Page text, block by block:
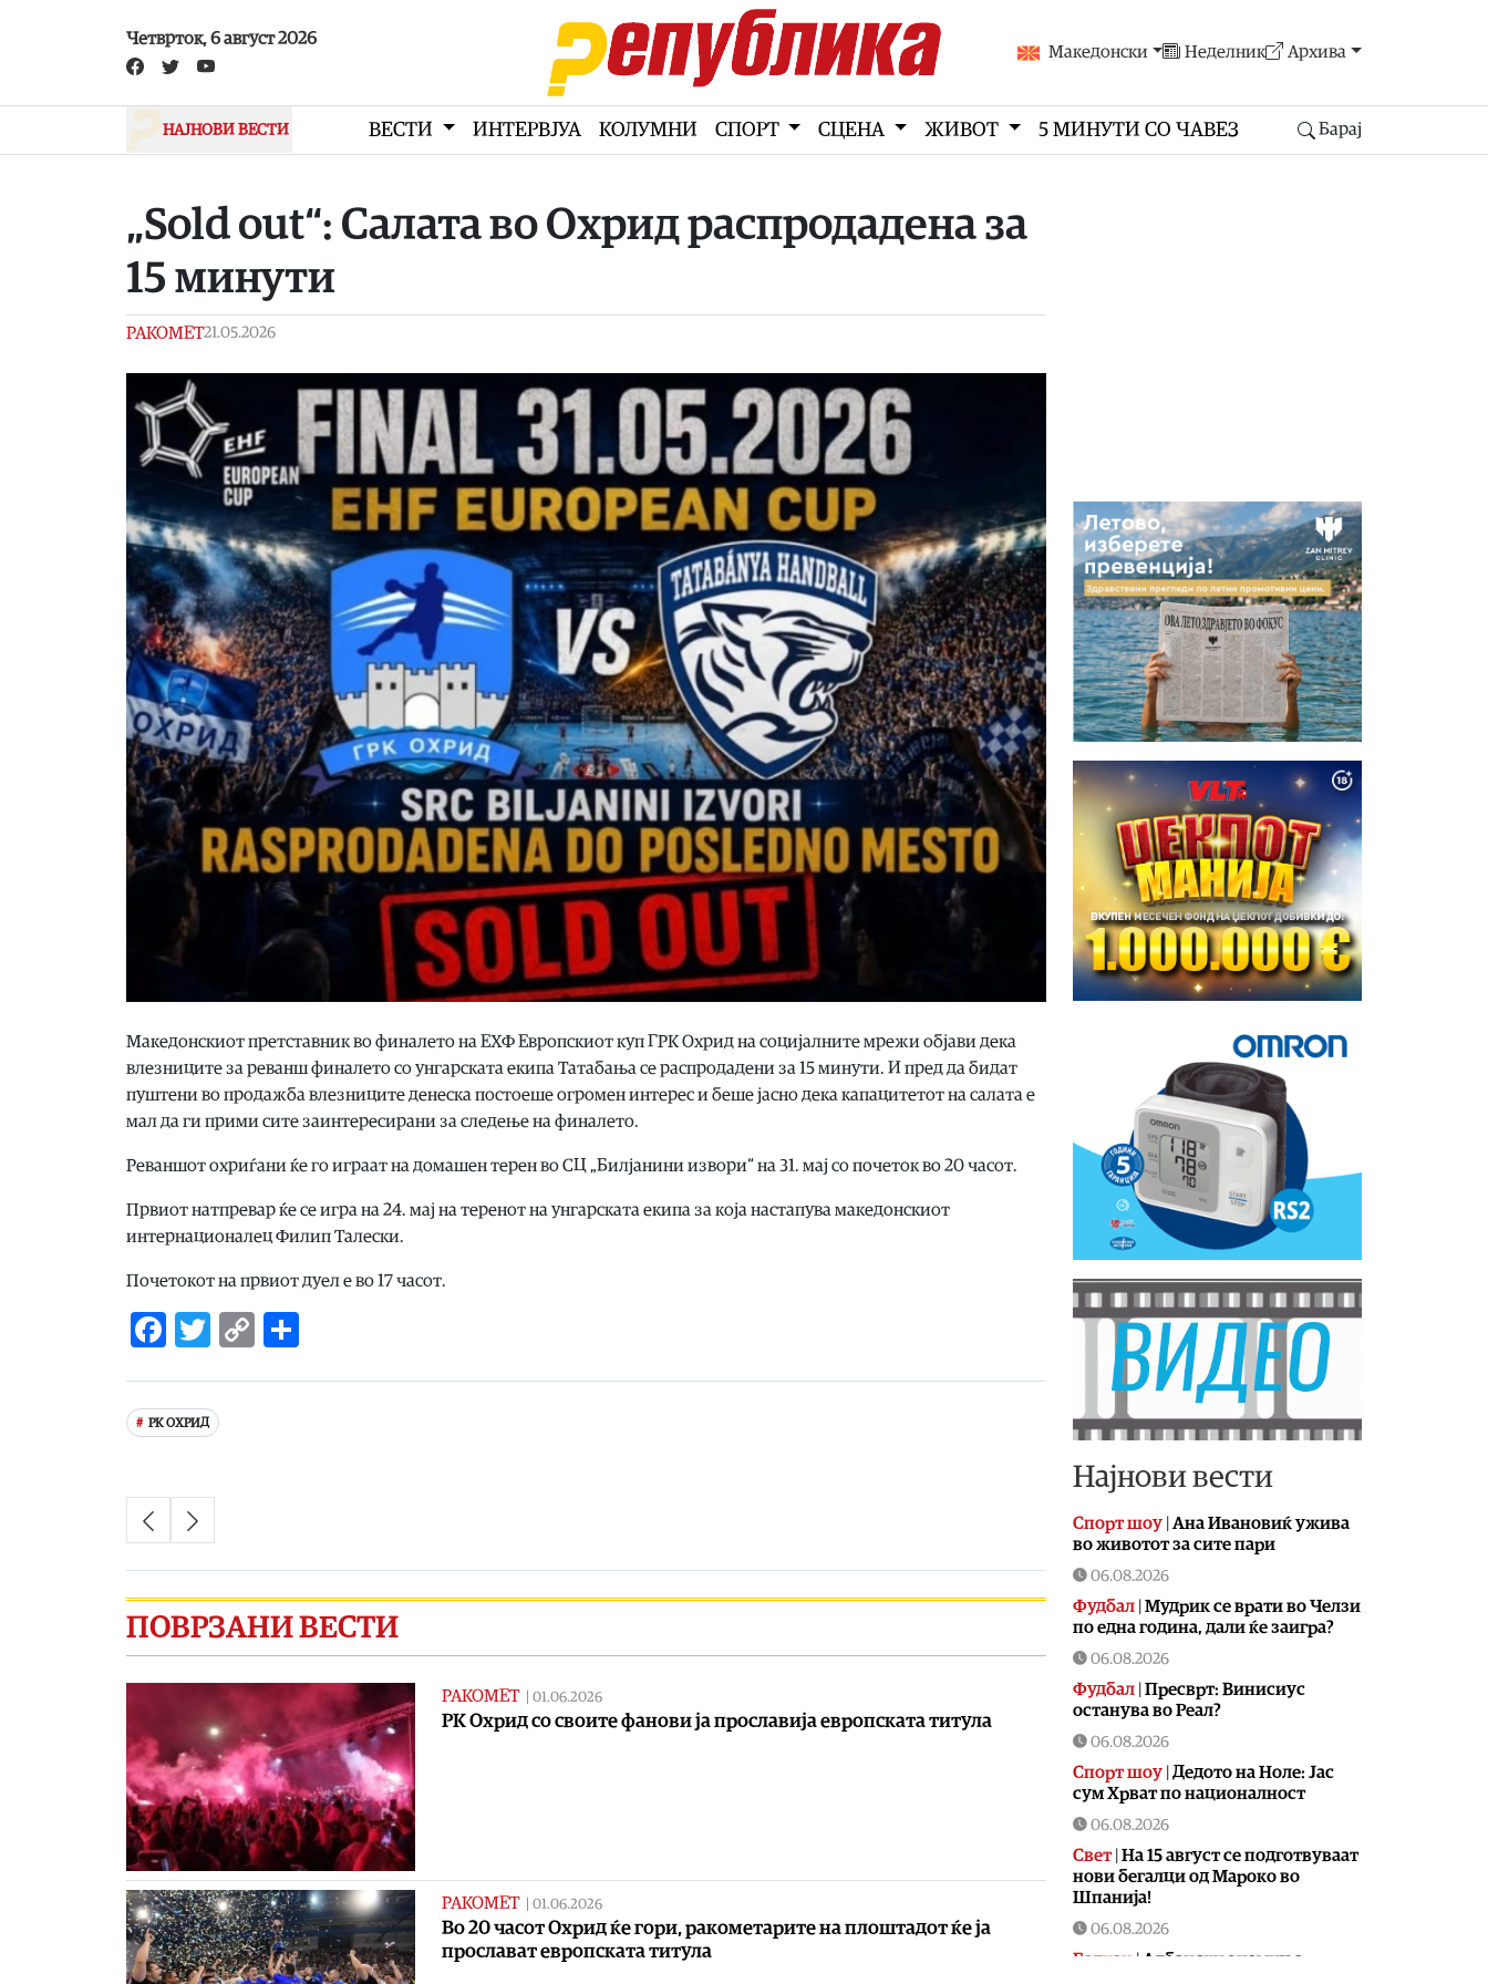
Четврток, 6 август 2026
Македонски Неделник Архива
НАЈНОВИ ВЕСТИ ВЕСТИ ИНТЕРВЈУА КОЛУМНИ СПОРТ СЦЕНА ЖИВОТ 5 МИНУТИ СО ЧАВЕЗ Барај
„Sold out“: Салата во Охрид распродадена за
15 минути
РАКОМЕТ21.05.2026
Македонскиот претставник во финалето на ЕХФ Европскиот куп ГРК Охрид на социјалните мрежи објави дека
влезниците за реванш финалето со унгарската екипа Татабања се распродадени за 15 минути. И пред да бидат
пуштени во продажба влезниците денеска постоеше огромен интерес и беше јасно дека капацитетот на салата е
мал да ги прими сите заинтересирани за следење на финалето.
Реваншот охриѓани ќе го играат на домашен терен во СЦ „Билјанини извори“ на 31. мај со почеток во 20 часот.
Првиот натпревар ќе се игра на 24. мај на теренот на унгарската екипа за која настапува македонскиот
интернационалец Филип Талески.
Почетокот на првиот дуел е во 17 часот.
Facebook
Twitter
Copy
РК ОХРИД
ПОВРЗАНИ ВЕСТИ
РАКОМЕТ 01.06.2026
РК Охрид со своите фанови ја прославија европската титула
РАКОМЕТ 01.06.2026
Во 20 часот Охрид ќе гори, ракометарите на плоштадот ќе ја
прослават европската титула
Најнови вести
Спорт шоу | Aна Ивановиќ ужива
во животот за сите пари
06.08.2026
Фудбал | Мудрик се врати во Челзи
по една година, дали ќе заигра?
06.08.2026
Фудбал | Пресврт: Винисиус
останува во Реал?
06.08.2026
Спорт шоу | Дедото на Ноле: Јас
сум Хрват по националност
06.08.2026
Свет| На 15 август се подготвуваат
нови бегалци од Мароко во
Шпанија!
06.08.2026
Балкан | Албански знамиња